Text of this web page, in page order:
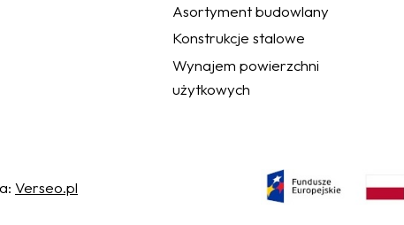
Asortyment budowlany
Konstrukcje stalowe
Wynajem powierzchni
użytkowych
Verseo.pl
(UE) 2016/679 w sprawie ochrony osób